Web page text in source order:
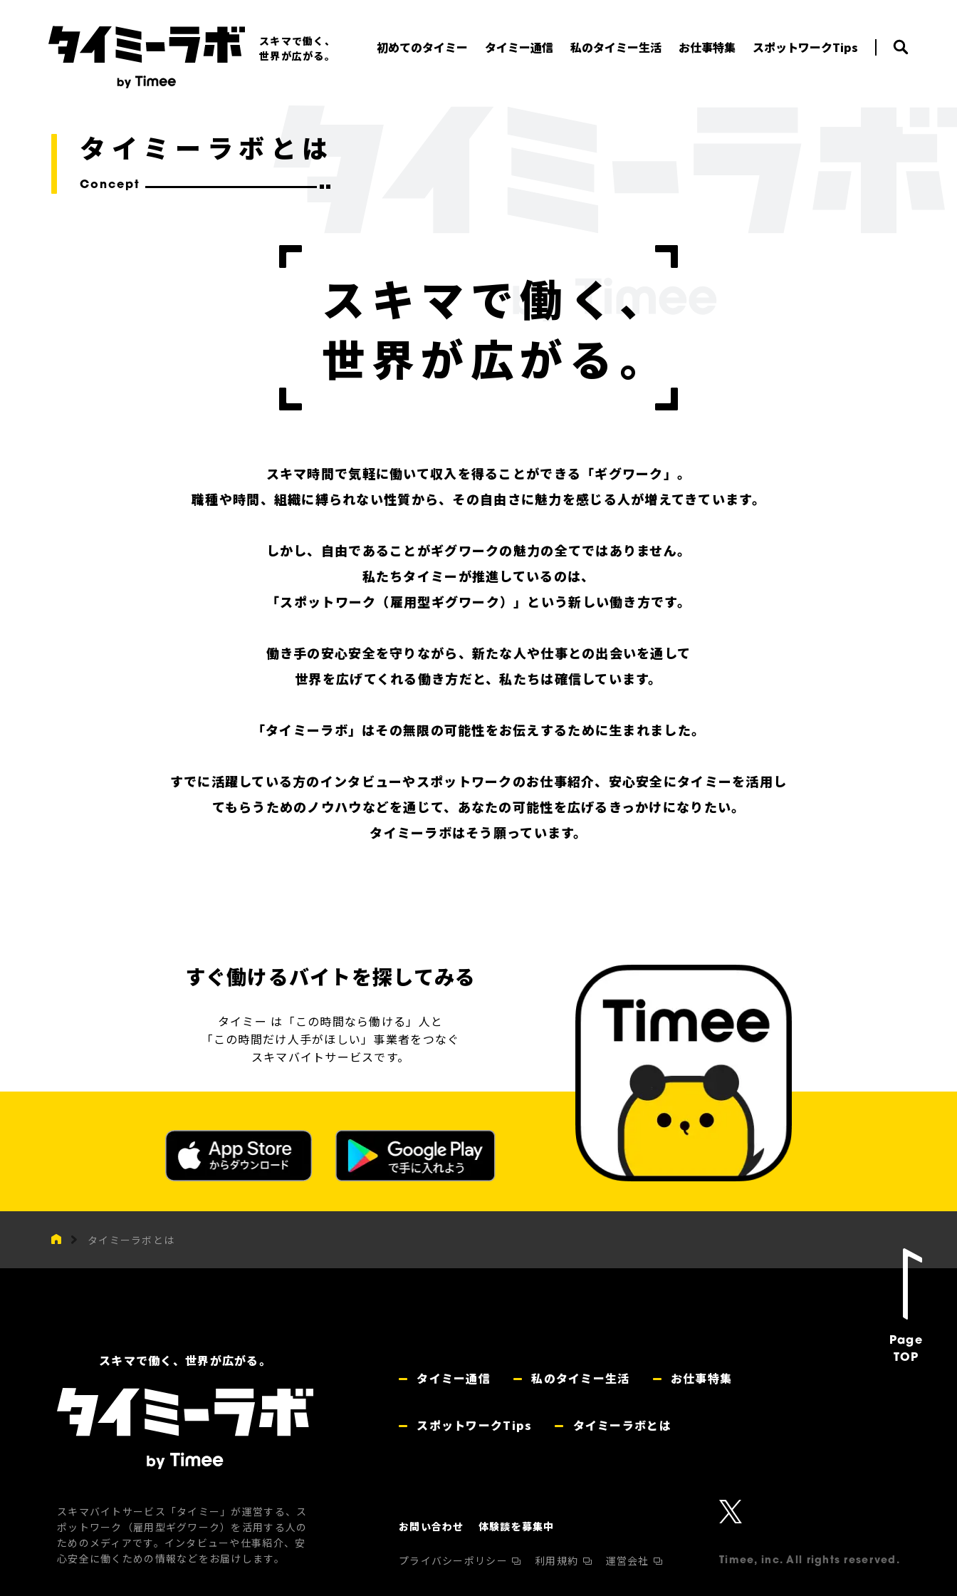
スキマで働く、
世界が広がる。
初めてのタイミー タイミー通信 私のタイミー生活 お仕事特集 スポットワークTips
タイミーラボとは
Concept
スキマで働く、
世界が広がる。
スキマ時間で気軽に働いて収入を得ることができる「ギグワーク」。
職種や時間、組織に縛られない性質から、その自由さに魅力を感じる人が増えてきています。
しかし、自由であることがギグワークの魅力の全てではありません。
私たちタイミーが推進しているのは、
「スポットワーク（雇用型ギグワーク）」という新しい働き方です。
働き手の安心安全を守りながら、新たな人や仕事との出会いを通して
世界を広げてくれる働き方だと、私たちは確信しています。
「タイミーラボ」はその無限の可能性をお伝えするために生まれました。
すでに活躍している方のインタビューやスポットワークのお仕事紹介、安心安全にタイミーを活用し
てもらうためのノウハウなどを通じて、あなたの可能性を広げるきっかけになりたい。
タイミーラボはそう願っています。
すぐ働けるバイトを探してみる
タイミー は「この時間なら働ける」人と
「この時間だけ人手がほしい」事業者をつなぐ
スキマバイトサービスです。
タイミーラボとは
Page
TOP
スキマで働く、世界が広がる。
スキマバイトサービス「タイミー」が運営する、ス
ポットワーク（雇用型ギグワーク）を活用する人の
ためのメディアです。インタビューや仕事紹介、安
心安全に働くための情報などをお届けします。
タイミー通信 私のタイミー生活 お仕事特集
スポットワークTips タイミーラボとは
お問い合わせ 体験談を募集中
プライバシーポリシー 利用規約 運営会社 Timee, inc. All rights reserved.